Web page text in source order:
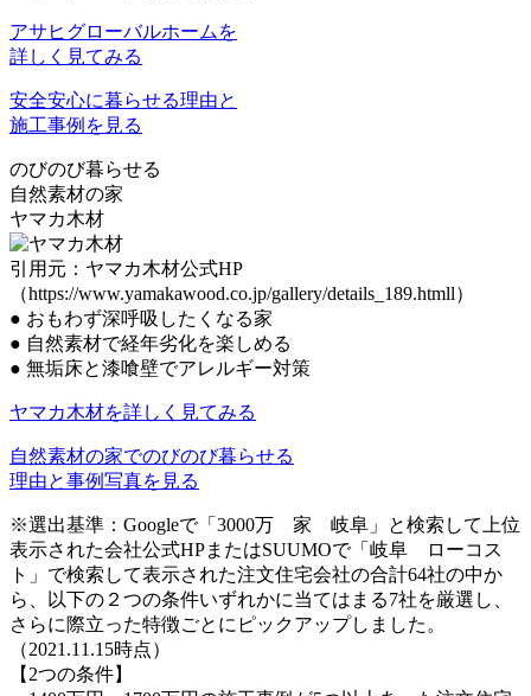
アサヒグローバルホームを
詳しく見てみる
安全安心に暮らせる理由と
施工事例を見る
のびのび暮らせる
自然素材の家
ヤマカ木材
引用元：ヤマカ木材公式HP
（https://www.yamakawood.co.jp/gallery/details_189.htmll）
● おもわず深呼吸したくなる家
● 自然素材で経年劣化を楽しめる
● 無垢床と漆喰壁でアレルギー対策
ヤマカ木材を詳しく見てみる
自然素材の家でのびのび暮らせる
理由と事例写真を見る
※選出基準：Googleで「3000万 家 岐阜」と検索して上位
表示された会社公式HPまたはSUUMOで「岐阜 ローコス
ト」で検索して表示された注文住宅会社の合計64社の中か
ら、以下の２つの条件いずれかに当てはまる7社を厳選し、
さらに際立った特徴ごとにピックアップしました。
（2021.11.15時点）
【2つの条件】